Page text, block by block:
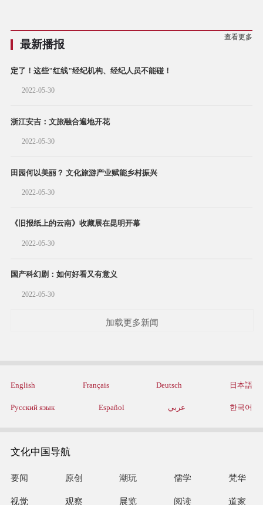
最新播报
查看更多
定了！这些"红线"经纪机构、经纪人员不能碰！
2022-05-30
浙江安吉：文旅融合遍地开花
2022-05-30
田园何以美丽？ 文化旅游产业赋能乡村振兴
2022-05-30
《旧报纸上的云南》收藏展在昆明开幕
2022-05-30
国产科幻剧：如何好看又有意义
2022-05-30
加载更多新闻
English Français Deutsch 日本語
Русский язык Español عربي 한국어
文化中国导航
要闻 原创 潮玩 儒学 梵华
视觉 观察 展览 阅读 道家